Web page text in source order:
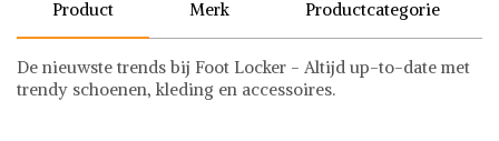
Product Merk Productcategorie
De nieuwste trends bij Foot Locker - Altijd up-to-date met
trendy schoenen, kleding en accessoires.